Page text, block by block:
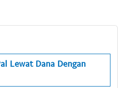
Lewat Dana Dengan